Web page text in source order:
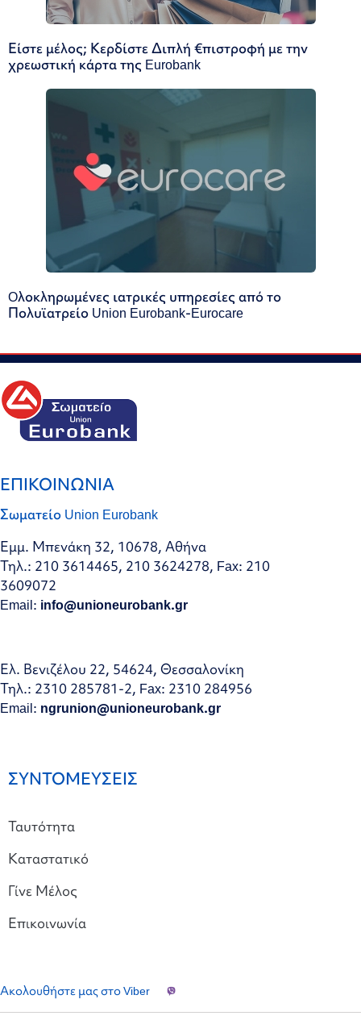
Είστε μέλος; Κερδίστε Διπλή €πιστροφή με την
χρεωστική κάρτα της Eurobank
Oλοκληρωμένες ιατρικές υπηρεσίες από το
Πολυϊατρείο Union Eurobank-Eurocare
ΕΠΙΚΟΙΝΩΝΙΑ
Σωματείο Union Eurobank
Εμμ. Μπενάκη 32, 10678, Αθήνα
Τηλ.: 210 3614465, 210 3624278, Fax: 210
3609072
Email: info@unioneurobank.gr
Ελ. Βενιζέλου 22, 54624, Θεσσαλονίκη
Τηλ.: 2310 285781-2, Fax: 2310 284956
Email: ngrunion@unioneurobank.gr
ΣΥΝΤΟΜΕΥΣΕΙΣ
Ταυτότητα
Καταστατικό
Γίνε Μέλος
Επικοινωνία
Ακολουθήστε μας στο Viber